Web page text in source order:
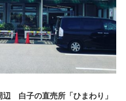
辺 白子の直売所「ひまわり」